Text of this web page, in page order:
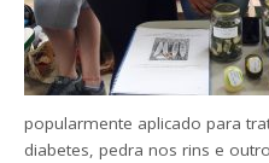
popularmente aplicado para
diabetes, pedra nos rins e